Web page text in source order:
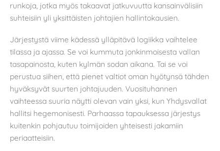
runkoja, jotka myös takaavat jatkuvuutta kansainvälisiin
suhteisiin yli yksittäisten johtajien hallintokausien.
Järjestystä viime kädessä ylläpitävä logiikka vaihtelee
tilassa ja ajassa. Se voi kummuta jonkinmoisesta vallan
tasapainosta, kuten kylmän sodan aikana. Tai se voi
perustua siihen, että pienet valtiot oman hyötynsä tähden
hyväksyvät suurten johtajuuden. Vuosituhannen
vaihteessa suuria näytti olevan vain yksi, kun Yhdysvallat
hallitsi hegemonisesti. Parhaassa tapauksessa järjestys
kuitenkin pohjautuu toimijoiden yhteisesti jakamiin
periaatteisiin.